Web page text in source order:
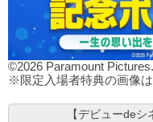
©2026 Paramount
※限定入場者特典の画像は
【デビューdeシ